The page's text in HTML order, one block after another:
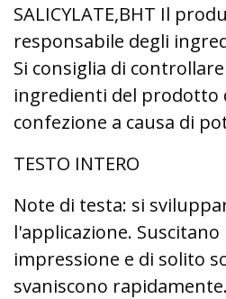
SALICYLATE,BHT Il
responsabile degli
Si consiglia di
ingredienti del prodotto
confezione a causa di
TESTO INTERO
Note di testa: si
l'applicazione.
impressione e di solito
svaniscono rapidamente.